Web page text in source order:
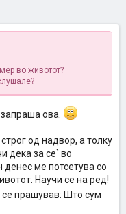
во животот?
ова.
од надвор, а толку
дека за се` во
ме потсетува со
Научи се на ред!
се прашував: Што сум